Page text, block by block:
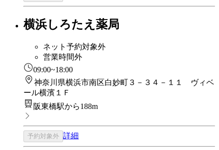
横浜しろたえ薬局
ネット予約対象外
営業時間外
09:00~18:00
神奈川県横浜市南区白妙町３－３４－１１ ヴィベ
ール横濱１Ｆ
阪東橋駅から188m
予約対象外 詳細